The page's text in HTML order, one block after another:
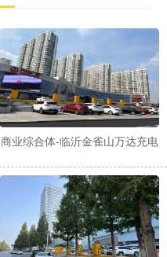
商业综合体-临沂金雀山万达充电